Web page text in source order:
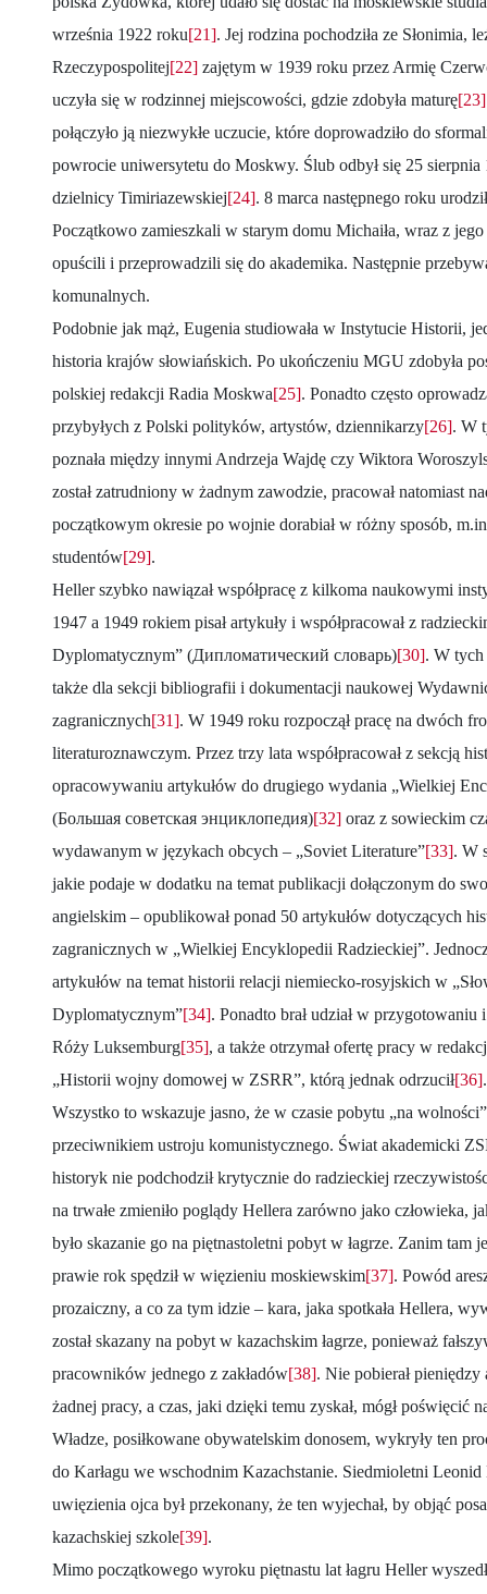
września 1922 roku[21]. Jej rodzina pochodziła ze Słonimia,
Rzeczypospolitej[22] zajętym w 1939 roku przez Armię
uczyła się w rodzinnej miejscowości, gdzie zdobyła maturę[23]
połączyło ją niezwykłe uczucie, które doprowadziło do
powrocie uniwersytetu do Moskwy. Ślub odbył się 25
dzielnicy Timiriazewskiej[24]. 8 marca następnego roku
Początkowo zamieszkali w starym domu Michaiła, wraz z
opuścili i przeprowadzili się do akademika. Następnie
komunalnych.
Podobnie jak mąż, Eugenia studiowała w Instytucie Historii,
historia krajów słowiańskich. Po ukończeniu MGU zdobyła
polskiej redakcji Radia Moskwa[25]. Ponadto często
przybyłych z Polski polityków, artystów, dziennikarzy[26]. W
poznała między innymi Andrzeja Wajdę czy Wiktora
został zatrudniony w żadnym zawodzie, pracował natomiast
początkowym okresie po wojnie dorabiał w różny sposób,
studentów[29].
Heller szybko nawiązał współpracę z kilkoma naukowymi
1947 a 1949 rokiem pisał artykuły i współpracował z
Dyplomatycznym” (Дипломатический словарь)[30]. W tych
także dla sekcji bibliografii i dokumentacji naukowej
zagranicznych[31]. W 1949 roku rozpoczął pracę na dwóch
literaturoznawczym. Przez trzy lata współpracował z sekcją
opracowywaniu artykułów do drugiego wydania „Wielkiej
(Большая советская энциклопедия)[32] oraz z sowieckim
wydawanym w językach obcych – „Soviet Literature”[33]. W
jakie podaje w dodatku na temat publikacji dołączonym do
angielskim – opublikował ponad 50 artykułów dotyczących
zagranicznych w „Wielkiej Encyklopedii Radzieckiej”.
artykułów na temat historii relacji niemiecko-rosyjskich w
Dyplomatycznym”[34]. Ponadto brał udział w przygotowaniu
Róży Luksemburg[35], a także otrzymał ofertę pracy w
„Historii wojny domowej w ZSRR”, którą jednak odrzucił[36].
Wszystko to wskazuje jasno, że w czasie pobytu „na
przeciwnikiem ustroju komunistycznego. Świat akademicki
historyk nie podchodził krytycznie do radzieckiej
na trwałe zmieniło poglądy Hellera zarówno jako człowieka,
było skazanie go na piętnastoletni pobyt w łagrze. Zanim tam
prawie rok spędził w więzieniu moskiewskim[37]. Powód
prozaiczny, a co za tym idzie – kara, jaka spotkała Hellera,
został skazany na pobyt w kazachskim łagrze, ponieważ
pracowników jednego z zakładów[38]. Nie pobierał
żadnej pracy, a czas, jaki dzięki temu zyskał, mógł poświęcić
Władze, posiłkowane obywatelskim donosem, wykryły ten
do Karłagu we wschodnim Kazachstanie. Siedmioletni Leonid
uwięzienia ojca był przekonany, że ten wyjechał, by objąć
kazachskiej szkole[39].
Mimo początkowego wyroku piętnastu lat łagru Heller